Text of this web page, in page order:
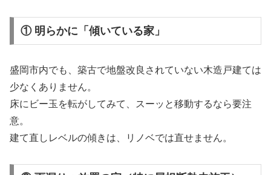
① 明らかに「傾いている家」
盛岡市内でも、築古で地盤改良されていない木造戸建ては
少なくありません。
床にビー玉を転がしてみて、スーッと移動するなら要注
意。
建て直しレベルの傾きは、リノベでは直せません。